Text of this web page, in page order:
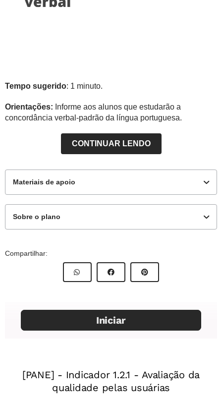
Tempo sugerido: 1 minuto.
Orientações: Informe aos alunos que estudarão a
concordância verbal-padrão da língua portuguesa.
CONTINUAR LENDO
Materiais de apoio
Sobre o plano
NOVA ESCOLA
Caroline Costa Silva
Título da aula:
Descobrindo a concordância verbal
Finalidade da aula:Conhecer e reconhecer o uso da
Ano:8º ano do Ensino Fundamental
Objeto(s) do conhecimento:Variação linguística
Compartilhar: